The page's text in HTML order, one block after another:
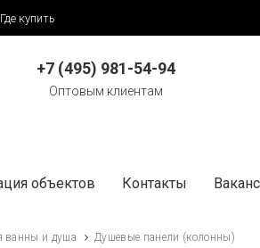
Где купить
+7 (495) 981-54-94
Оптовым клиентам
объектов Контакты
ванны и душа
Душевые панели (колонны)